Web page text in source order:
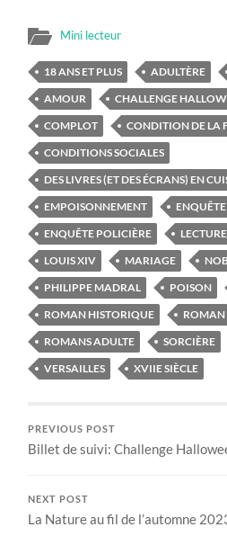
Mini lecteur
18 ANS ET PLUS ADULTÈRE
AMOUR
CHALLENGE
COMPLOT
CONDITION DE LA
CONDITIONS SOCIALES
DES LIVRES (ET DES ÉCRANS) EN
EMPOISONNEMENT
ENQUÊTE
ENQUÊTE POLICIÈRE
LOUIS XIV
MARIAGE
PHILIPPE MADRAL
POISON
ROMAN HISTORIQUE
ROMAN
ROMANS ADULTE
SORCIÈRE
VERSAILLES
XVIIE SIÈCLE
PREVIOUS POST
Billet de suivi: Challenge
NEXT POST
La Nature au fil de l’automne